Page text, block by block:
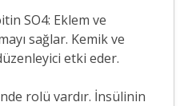
SO4: Eklem ve
sağlar. Kemik ve
etki eder.
rolü vardır. İnsülinin